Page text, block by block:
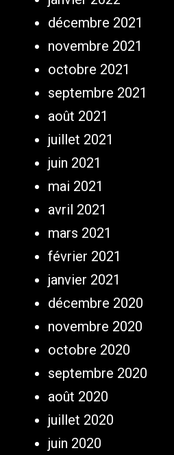
décembre 2021
novembre 2021
octobre 2021
septembre 2021
août 2021
juillet 2021
juin 2021
mai 2021
avril 2021
mars 2021
février 2021
janvier 2021
décembre 2020
novembre 2020
octobre 2020
septembre 2020
août 2020
juillet 2020
juin 2020